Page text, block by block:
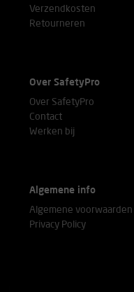
Verzendkosten
Retourneren
Over SafetyPro
Over SafetyPro
Contact
Werken bij
Algemene info
Algemene voorwaarden
Privacy Policy